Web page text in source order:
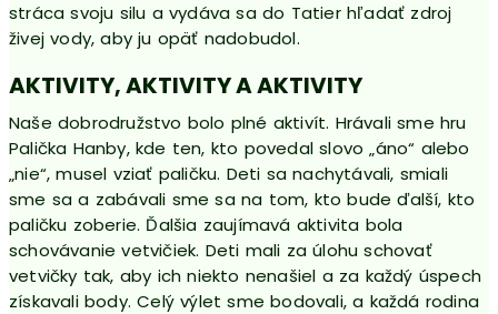
stráca svoju silu a vydáva sa do Tatier hľadať zdroj
živej vody, aby ju opäť nadobudol.
AKTIVITY, AKTIVITY A AKTIVITY
Naše dobrodružstvo bolo plné aktivít. Hrávali sme hru
Palička Hanby, kde ten, kto povedal slovo „áno“ alebo
„nie“, musel vziať paličku. Deti sa nachytávali, smiali
sme sa a zabávali sme sa na tom, kto bude ďalší, kto
paličku zoberie. Ďalšia zaujímavá aktivita bola
schovávanie vetvičiek. Deti mali za úlohu schovať
vetvičky tak, aby ich niekto nenašiel a za každý úspech
získavali body. Celý výlet sme bodovali, a každá rodina